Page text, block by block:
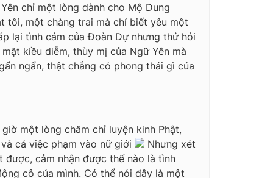
chỉ một lòng dành cho Mộ Dung
tôi, một chàng trai mà chỉ biết yêu một
lại tình cảm của Đoàn Dự nhưng thử hỏi
kiều diễm, thùy mị của Ngữ Yên mà
ngẩn, thật chẳng có phong thái gì của
một lòng chăm chỉ luyện kinh Phật,
cả việc phạm vào nữ giới
Nhưng xét
cảm nhận được thế nào là tình
cô của mình. Có thể nói đây là một